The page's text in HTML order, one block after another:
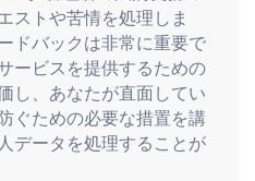
ストや苦情を処理しま
ドバックは非常に重要で
ービスを提供するための
し、あなたが直面してい
ぐための必要な措置を講
データを処理することが